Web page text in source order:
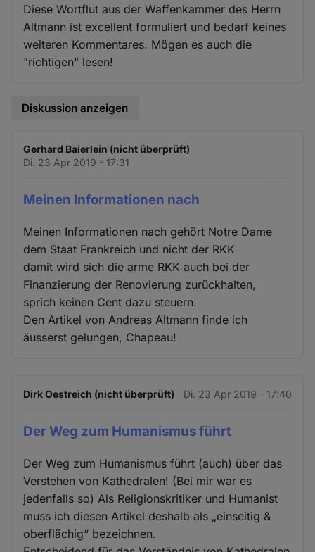
Diese Wortflut aus der Waffenkammer des Herrn
Altmann ist excellent formuliert und bedarf keines
weiteren Kommentares. Mögen es auch die
"richtigen" lesen!
Diskussion anzeigen
Gerhard Baierlein (nicht überprüft)
Di. 23 Apr 2019 - 17:31
Meinen Informationen nach
Meinen Informationen nach gehört Notre Dame
dem Staat Frankreich und nicht der RKK
damit wird sich die arme RKK auch bei der
Finanzierung der Renovierung zurückhalten,
sprich keinen Cent dazu steuern.
Den Artikel von Andreas Altmann finde ich
äusserst gelungen, Chapeau!
Dirk Oestreich (nicht überprüft) Di. 23 Apr 2019 - 17:40
Der Weg zum Humanismus führt
Der Weg zum Humanismus führt (auch) über das
Verstehen von Kathedralen! (Bei mir war es
jedenfalls so) Als Religionskritiker und Humanist
muss ich diesen Artikel deshalb als „einseitig &
oberflächig“ bezeichnen.